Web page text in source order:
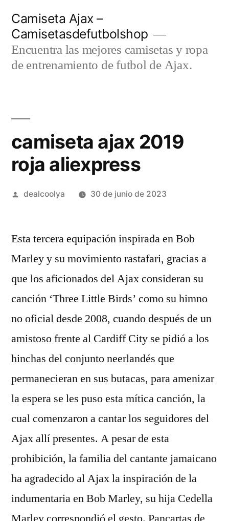
contenido
Camiseta Ajax –
Camisetasdefutbolshop
Encuentra las mejores camisetas y ropa
de entrenamiento de futbol de Ajax.
camiseta ajax 2019
roja aliexpress
Publicado
dealcoolya 30 de junio de 2023
Esta tercera equipación inspirada en Bob
Marley y su movimiento rastafari, gracias a
que los aficionados del Ajax consideran su
canción ‘Three Little Birds’ como su himno
no oficial desde 2008, cuando después de un
amistoso frente al Cardiff City se pidió a los
hinchas del conjunto neerlandés que
permanecieran en sus butacas, para amenizar
la espera se les puso esta mítica canción, la
cual comenzaron a cantar los seguidores del
Ajax allí presentes. A pesar de esta
prohibición, la familia del cantante jamaicano
ha agradecido al Ajax la inspiración de la
indumentaria en Bob Marley, su hija Cedella